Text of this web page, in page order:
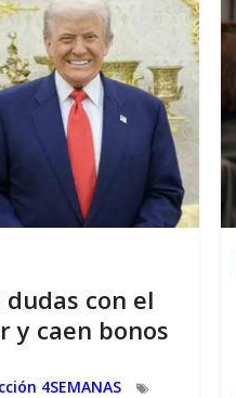
con el
y caen bonos
4SEMANAS